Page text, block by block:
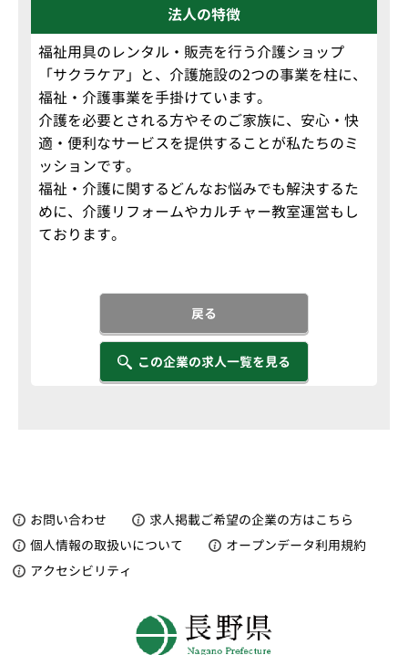
法人の特徴
福祉用具のレンタル・販売を行う介護ショップ
「サクラケア」と、介護施設の2つの事業を柱に、
福祉・介護事業を手掛けています。
介護を必要とされる方やそのご家族に、安心・快
適・便利なサービスを提供することが私たちのミ
ッションです。
福祉・介護に関するどんなお悩みでも解決するた
めに、介護リフォームやカルチャー教室運営もし
ております。
戻る
この企業の求人一覧を見る
お問い合わせ
求人掲載ご希望の企業の方はこちら
個人情報の取扱いについて
オープンデータ利用規約
アクセシビリティ